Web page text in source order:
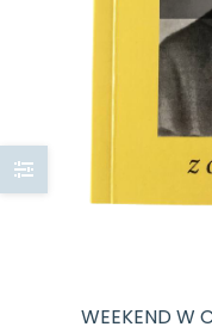
WEEKEND W